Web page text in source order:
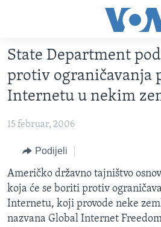
glavni
sadržaj
Pređi
na
glavnu
pretragu
TV PROGRAM
VIDEO
VIJESTI
SJEDINJENE AMERIČKE DRŽAVE
BOSNA I HERCEGOVINA
SVIJET
NAUKA I TEHNOLOGIJA
SPECIJALNI PROJEKTI
KORUPCIJA
SLOBODA MEDIJA
State Department
protiv ograničavanja
Internetu u nekim
15 februar, 2006
Podijeli
Američko državno tajništvo
koja će se boriti protiv
Internetu, koji provode neke
nazvana Global Internet